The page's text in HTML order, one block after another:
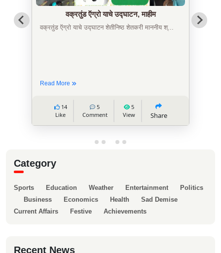
वक्रतुंड ऍग्रो याचे उद्घाटन, माहीम
वक्रतुंड ऍग्रो याचे उद्घाटन शेतीनिष्ठ शेतकरी माननीय श्...
Read More
14
Like
5
Comment
5
View
Share
Category
Sports Education Weather Entertainment
Politics
Business
Economics Health
Sad Demise
Current Affairs
Festive Achievements
Recent News